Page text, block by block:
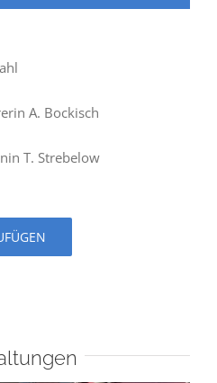
A. Bockisch
T. Strebelow